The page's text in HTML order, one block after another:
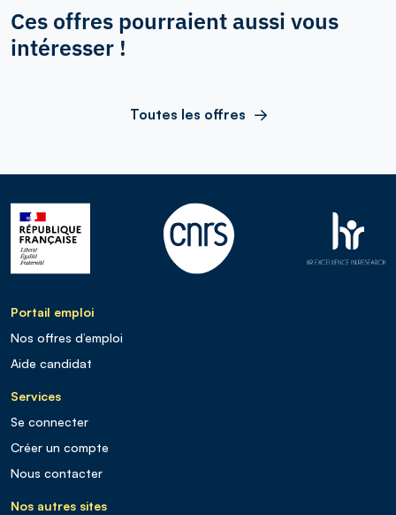
Ces offres pourraient aussi vous
intéresser !
Toutes les offres
Portail emploi
Nos offres d’emploi
Aide candidat
Services
Se connecter
Créer un compte
Nous contacter
Nos autres sites